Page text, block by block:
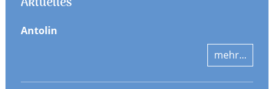
Antolin
mehr...